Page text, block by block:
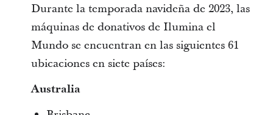
Durante la temporada navideña de 2023, las
máquinas de donativos de Ilumina el
Mundo se encuentran en las siguientes 61
ubicaciones en siete países:
Australia